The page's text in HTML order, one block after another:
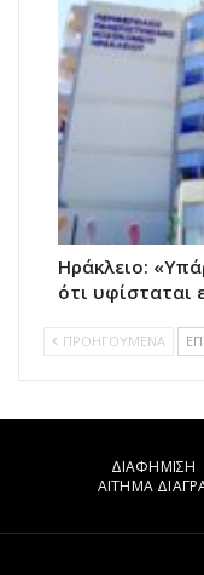
Ηράκλειο:
ότι υφίσταται
ΠΡΟΗΓΟΥΜΕΝΑ
ΔΙΑΦΗΜΙΣΗ
ΑΙΤΗΜΑ